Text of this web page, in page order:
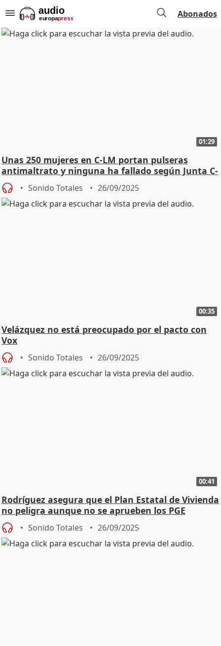
Abonados
01:29
Unas 250 mujeres en C-LM portan pulseras
antimaltrato y ninguna ha fallado según Junta C-
LM
Sonido Totales 26/09/2025
00:35
Velázquez no está preocupado por el pacto con
Vox
Sonido Totales 26/09/2025
00:41
Rodríguez asegura que el Plan Estatal de Vivienda
no peligra aunque no se aprueben los PGE
Sonido Totales 26/09/2025